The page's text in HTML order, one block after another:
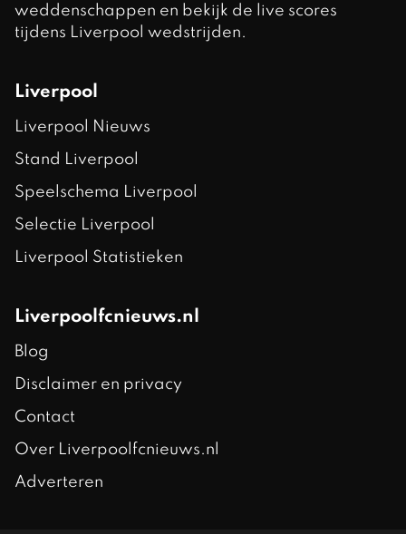
weddenschappen en bekijk de live scores
tijdens Liverpool wedstrijden.
Liverpool
Liverpool Nieuws
Stand Liverpool
Speelschema Liverpool
Selectie Liverpool
Liverpool Statistieken
Liverpoolfcnieuws.nl
Blog
Disclaimer en privacy
Contact
Over Liverpoolfcnieuws.nl
Adverteren